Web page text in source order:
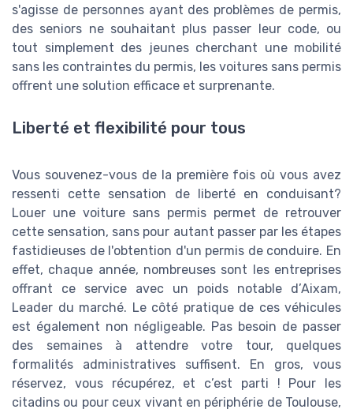
s'agisse de personnes ayant des problèmes de permis,
des seniors ne souhaitant plus passer leur code, ou
tout simplement des jeunes cherchant une mobilité
sans les contraintes du permis, les voitures sans permis
offrent une solution efficace et surprenante.
Liberté et flexibilité pour tous
Vous souvenez-vous de la première fois où vous avez
ressenti cette sensation de liberté en conduisant?
Louer une voiture sans permis permet de retrouver
cette sensation, sans pour autant passer par les étapes
fastidieuses de l'obtention d'un permis de conduire. En
effet, chaque année, nombreuses sont les entreprises
offrant ce service avec un poids notable d’Aixam,
Leader du marché. Le côté pratique de ces véhicules
est également non négligeable. Pas besoin de passer
des semaines à attendre votre tour, quelques
formalités administratives suffisent. En gros, vous
réservez, vous récupérez, et c’est parti ! Pour les
citadins ou pour ceux vivant en périphérie de Toulouse,